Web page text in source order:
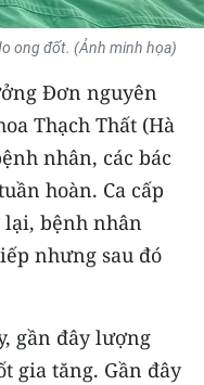
ong đốt. (Ảnh minh họa)
Đơn nguyên
Thạch Thất (Hà
nhân, các bác
hoàn. Ca cấp
lại, bệnh nhân
nhưng sau đó
gần đây lượng
gia tăng. Gần đây